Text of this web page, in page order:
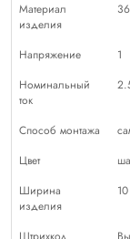
Материал
изделия
36
Напряжение
1
Номинальный
ток
Способ монтажа
Цвет
Ширина
изделия
10